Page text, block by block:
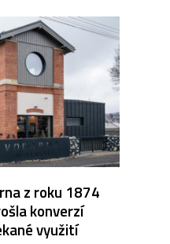
z roku 1874
konverzí
využití